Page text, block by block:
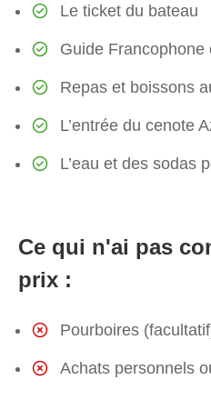
Le ticket du bateau
Guide Francophone
Repas et boissons
L’entrée du cenote
L’eau et des sodas
Ce qui n'ai pas
prix :
Pourboires
Achats personnels